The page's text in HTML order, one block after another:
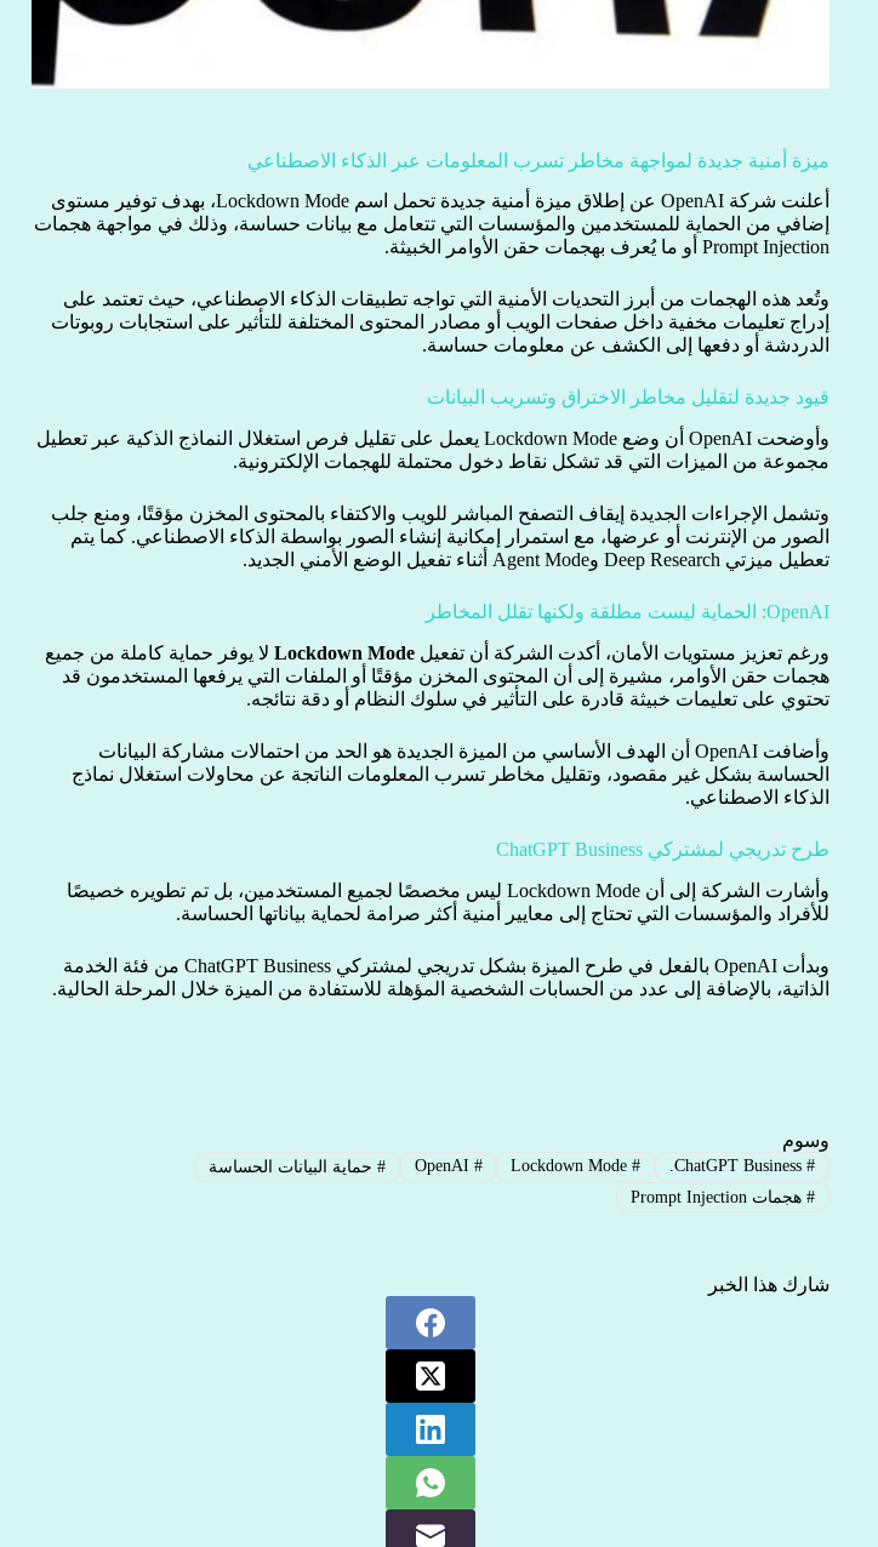
ميزة أمنية جديدة لمواجهة مخاطر تسرب المعلومات عبر الذكاء الاصطناعي
أعلنت شركة OpenAI عن إطلاق ميزة أمنية جديدة تحمل اسم Lockdown Mode، بهدف توفير مستوى
إضافي من الحماية للمستخدمين والمؤسسات التي تتعامل مع بيانات حساسة، وذلك في مواجهة هجمات
Prompt Injection أو ما يُعرف بهجمات حقن الأوامر الخبيثة.
وتُعد هذه الهجمات من أبرز التحديات الأمنية التي تواجه تطبيقات الذكاء الاصطناعي، حيث تعتمد على
إدراج تعليمات مخفية داخل صفحات الويب أو مصادر المحتوى المختلفة للتأثير على استجابات روبوتات
الدردشة أو دفعها إلى الكشف عن معلومات حساسة.
قيود جديدة لتقليل مخاطر الاختراق وتسريب البيانات
وأوضحت OpenAI أن وضع Lockdown Mode يعمل على تقليل فرص استغلال النماذج الذكية عبر تعطيل
مجموعة من الميزات التي قد تشكل نقاط دخول محتملة للهجمات الإلكترونية.
وتشمل الإجراءات الجديدة إيقاف التصفح المباشر للويب والاكتفاء بالمحتوى المخزن مؤقتًا، ومنع جلب
الصور من الإنترنت أو عرضها، مع استمرار إمكانية إنشاء الصور بواسطة الذكاء الاصطناعي. كما يتم
تعطيل ميزتي Deep Research وAgent Mode أثناء تفعيل الوضع الأمني الجديد.
OpenAI: الحماية ليست مطلقة ولكنها تقلل المخاطر
ورغم تعزيز مستويات الأمان، أكدت الشركة أن تفعيل Lockdown Mode لا يوفر حماية كاملة من جميع
هجمات حقن الأوامر، مشيرة إلى أن المحتوى المخزن مؤقتًا أو الملفات التي يرفعها المستخدمون قد
تحتوي على تعليمات خبيثة قادرة على التأثير في سلوك النظام أو دقة نتائجه.
وأضافت OpenAI أن الهدف الأساسي من الميزة الجديدة هو الحد من احتمالات مشاركة البيانات
الحساسة بشكل غير مقصود، وتقليل مخاطر تسرب المعلومات الناتجة عن محاولات استغلال نماذج
الذكاء الاصطناعي.
طرح تدريجي لمشتركي ChatGPT Business
وأشارت الشركة إلى أن Lockdown Mode ليس مخصصًا لجميع المستخدمين، بل تم تطويره خصيصًا
للأفراد والمؤسسات التي تحتاج إلى معايير أمنية أكثر صرامة لحماية بياناتها الحساسة.
وبدأت OpenAI بالفعل في طرح الميزة بشكل تدريجي لمشتركي ChatGPT Business من فئة الخدمة
الذاتية، بالإضافة إلى عدد من الحسابات الشخصية المؤهلة للاستفادة من الميزة خلال المرحلة الحالية.
وسوم
#
ChatGPT Business.
#
Lockdown Mode
#
# حماية البيانات الحساسة
#هجمات Prompt Injection
شارك هذا الخبر